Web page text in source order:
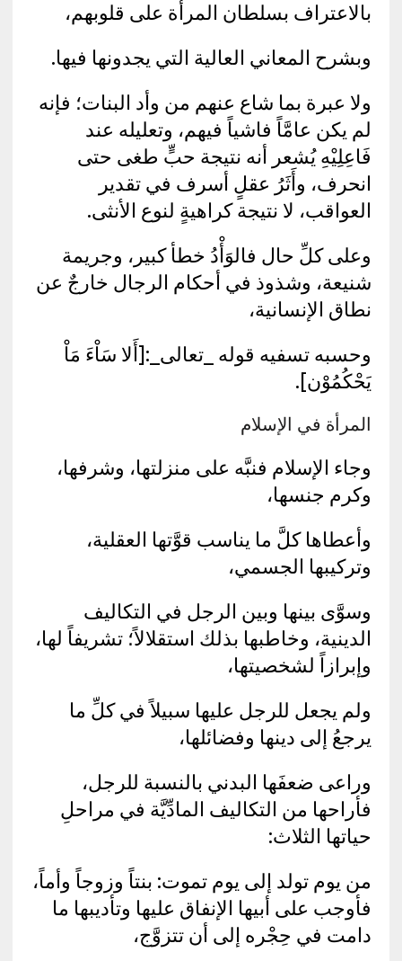
بالاعتراف بسلطان المرأة على قلوبهم،
وبشرح المعاني العالية التي يجدونها فيها.
ولا عبرة بما شاع عنهم من وأد البنات؛ فإنه
لم يكن عامَّاً فاشياً فيهم، وتعليله عند
فَاعِلِيْهِ يُشعر أنه نتيجة حبٍّ طغى حتى
انحرف، وأَثَرُ عقلٍ أسرف في تقدير
العواقب، لا نتيجة كراهيةٍ لنوع الأنثى.
وعلى كلِّ حال فالوَأْدُ خطأ كبير، وجريمة
شنيعة، وشذوذ في أحكام الرجال خارجٌ عن
نطاق الإنسانية،
وحسبه تسفيه قوله _تعالى_:[أَلا سَاْءَ مَاْ
يَحْكُمُوْن].
المرأة في الإسلام
وجاء الإسلام فنبَّه على منزلتها، وشرفها،
وكرم جنسها،
وأعطاها كلَّ ما يناسب قوَّتها العقلية،
وتركيبها الجسمي،
وسوَّى بينها وبين الرجل في التكاليف
الدينية، وخاطبها بذلك استقلالاً؛ تشريفاً لها،
وإبرازاً لشخصيتها،
ولم يجعل للرجل عليها سبيلاً في كلِّ ما
يرجعُ إلى دينها وفضائلها،
وراعى ضعفَها البدني بالنسبة للرجل،
فأراحها من التكاليف المادِّيَّة في مراحلِ
حياتها الثلاث:
من يوم تولد إلى يوم تموت: بنتاً وزوجاً وأماً،
فأوجب على أبيها الإنفاق عليها وتأديبها ما
دامت في حِجْره إلى أن تتزوَّج،